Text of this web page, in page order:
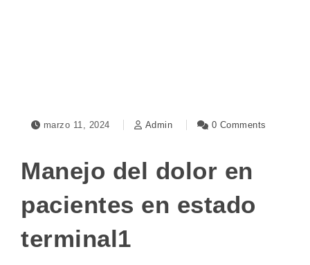
marzo 11, 2024 Admin 0 Comments
Manejo del dolor en
pacientes en estado
terminal1